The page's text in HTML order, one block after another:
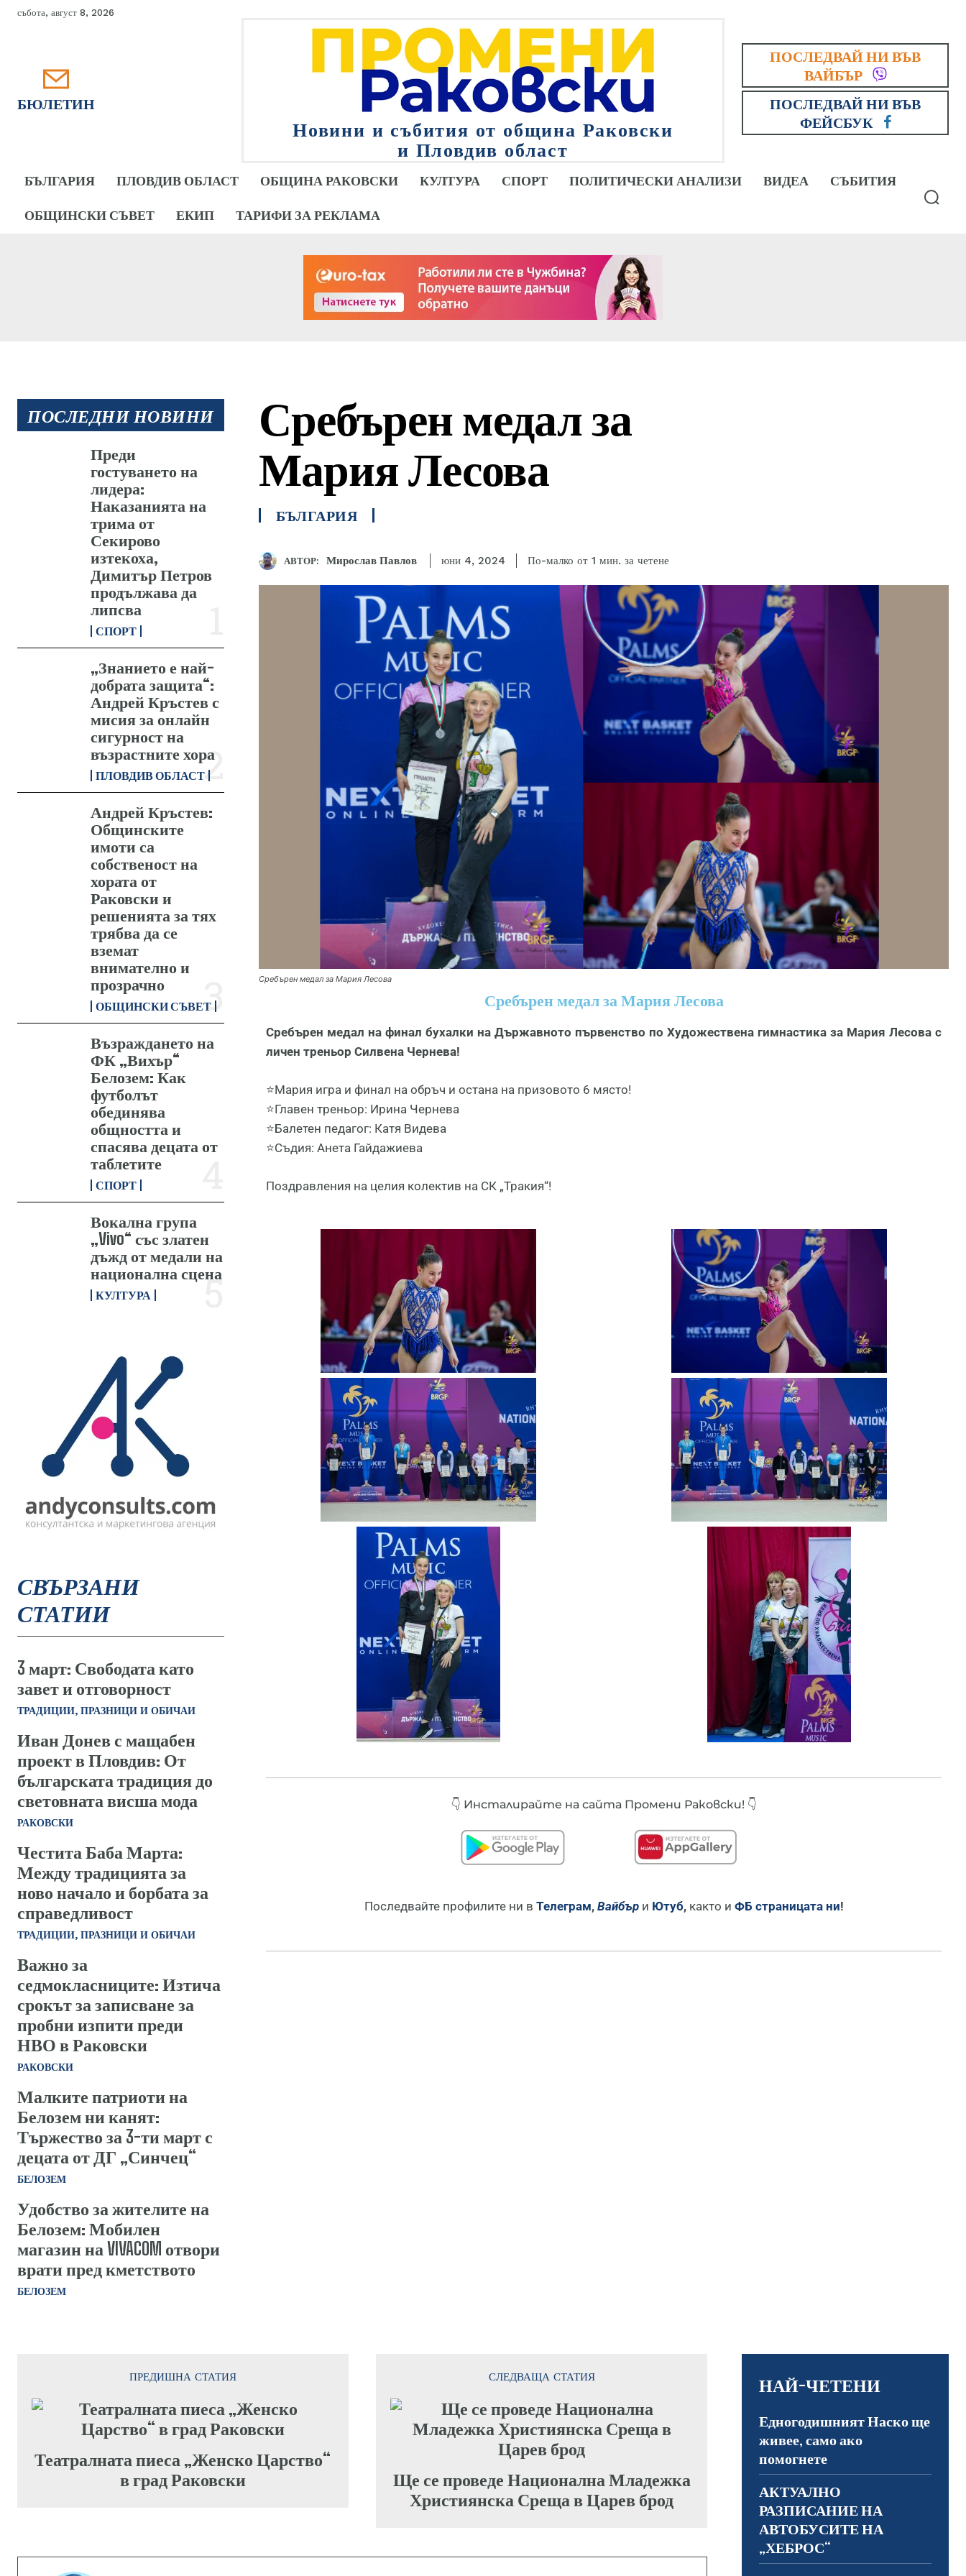
събота, август 8, 2026
БЮЛЕТИН
Новини и събития от община Раковски
и Пловдив област
ПОСЛЕДВАЙ НИ ВЪВ
ВАЙБЪР
ПОСЛЕДВАЙ НИ ВЪВ
ФЕЙСБУК
БЪЛГАРИЯ ПЛОВДИВ ОБЛАСТ ОБЩИНА РАКОВСКИ КУЛТУРА СПОРТ ПОЛИТИЧЕСКИ АНАЛИЗИ ВИДЕА СЪБИТИЯ
ОБЩИНСКИ СЪВЕТ ЕКИП ТАРИФИ ЗА РЕКЛАМА
ПОСЛЕДНИ НОВИНИ
Преди
гостуването на
лидера:
Наказанията на
трима от
Секирово
изтекоха,
Димитър Петров
продължава да
липсва
СПОРТ
„Знанието е най-
добрата защита“:
Андрей Кръстев с
мисия за онлайн
сигурност на
възрастните хора
ПЛОВДИВ ОБЛАСТ
Андрей Кръстев:
Общинските
имоти са
собственост на
хората от
Раковски и
решенията за тях
трябва да се
вземат
внимателно и
прозрачно
ОБЩИНСКИ СЪВЕТ
Възраждането на
ФК „Вихър“
Белозем: Как
футболът
обединява
общността и
спасява децата от
таблетите
СПОРТ
Вокална група
„Vivo“ със златен
дъжд от медали на
национална сцена
КУЛТУРА
СВЪРЗАНИ
СТАТИИ
3 март: Свободата като
завет и отговорност
ТРАДИЦИИ, ПРАЗНИЦИ И ОБИЧАИ
Иван Донев с мащабен
проект в Пловдив: От
българската традиция до
световната висша мода
РАКОВСКИ
Честита Баба Марта:
Между традицията за
ново начало и борбата за
справедливост
ТРАДИЦИИ, ПРАЗНИЦИ И ОБИЧАИ
Важно за
седмокласниците: Изтича
срокът за записване за
пробни изпити преди
НВО в Раковски
РАКОВСКИ
Малките патриоти на
Белозем ни канят:
Тържество за 3-ти март с
децата от ДГ „Синчец“
БЕЛОЗЕМ
Удобство за жителите на
Белозем: Мобилен
магазин на VIVACOM отвори
врати пред кметството
БЕЛОЗЕМ
Сребърен медал за
Мария Лесова
БЪЛГАРИЯ
АВТОР: Мирослав Павлов юни 4, 2024 По-малко от 1 мин. за четене
Сребърен медал за Мария Лесова
Сребърен медал за Мария Лесова
Сребърен медал на финал бухалки на Държавното първенство по Художествена гимнастика за Мария Лесова с
личен треньор Силвена Чернева!
⭐️Мария игра и финал на обръч и остана на призовото 6 място!
⭐️Главен треньор: Ирина Чернева
⭐️Балетен педагог: Катя Видева
⭐️Съдия: Анета Гайдажиева
Поздравления на целия колектив на СК „Тракия“!
👇 Инсталирайте на сайта Промени Раковски! 👇
Последвайте профилите ни в Телеграм, Вайбър и Ютуб, както и ФБ страницата ни!
ПРЕДИШНА СТАТИЯ
Театралната пиеса „Женско Царство“
в град Раковски
СЛЕДВАЩА СТАТИЯ
Ще се проведе Национална Младежка
Християнска Среща в Царев брод
НАЙ-ЧЕТЕНИ
Едногодишният Наско ще
живее, само ако
помогнете
АКТУАЛНО
РАЗПИСАНИЕ НА
АВТОБУСИТЕ НА
„ХЕБРОС“